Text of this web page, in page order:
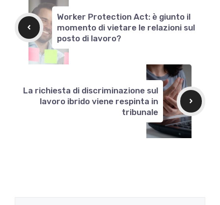
Worker Protection Act: è giunto il
momento di vietare le relazioni sul
posto di lavoro?
La richiesta di discriminazione sul
lavoro ibrido viene respinta in
tribunale